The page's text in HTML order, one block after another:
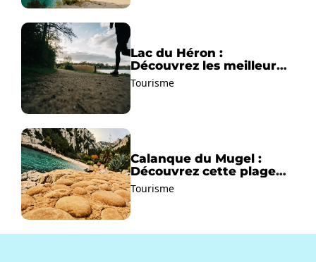
Lac du Héron :
Découvrez les meilleurs
sentiers de randonnée !
Tourisme
Calanque du Mugel :
Découvrez cette plage
paradisiaque à La Ciotat
!
Tourisme